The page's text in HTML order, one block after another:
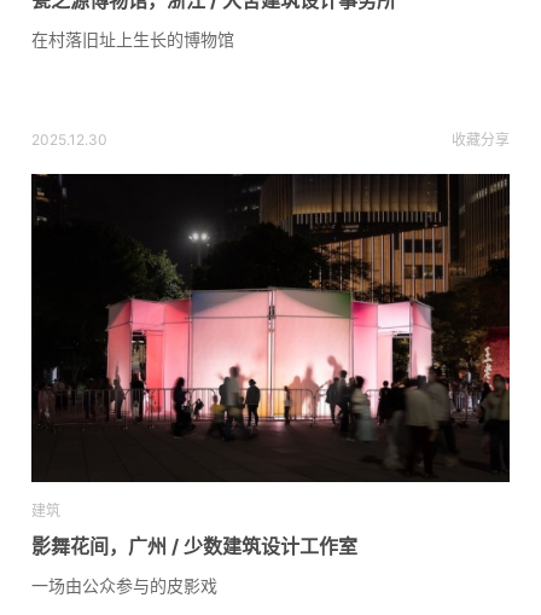
在村落旧址上生长的博物馆
2025.12.30 收藏分享
建筑
影舞花间，广州 / 少数建筑设计工作室
一场由公众参与的皮影戏